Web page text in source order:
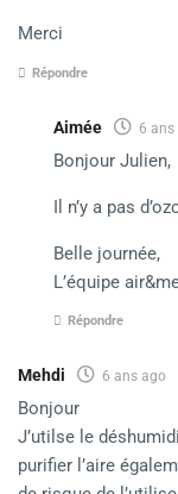
Merci
Répondre
Aimée 6 ans
Bonjour Julien,
Il n’y a pas
Belle journée,
L’équipe
Répondre
Mehdi 6 ans ago
Bonjour
J’utilse le
purifier l’aire